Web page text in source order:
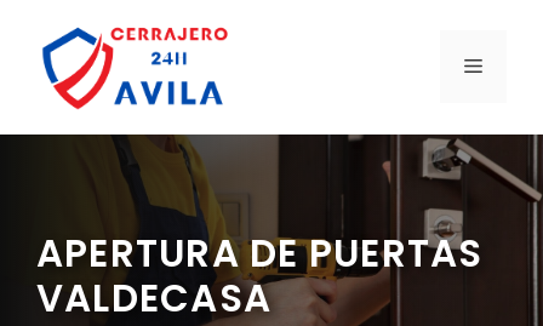
contenido
MENÚ
APERTURA DE PUERTAS
VALDECASA